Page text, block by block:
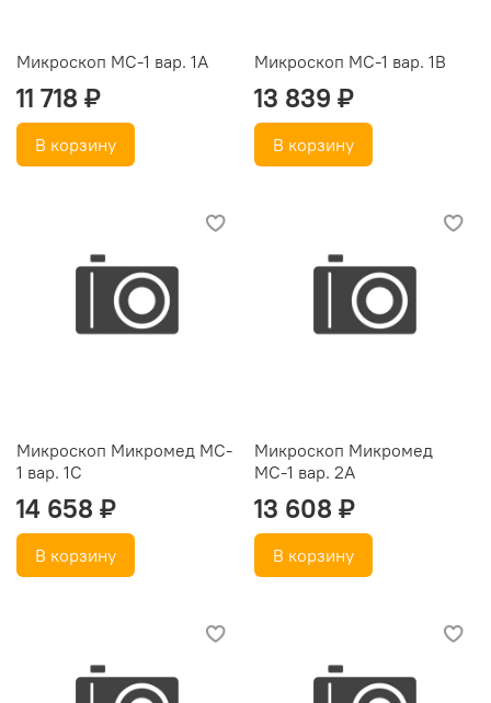
Микроскоп МС-1 вар. 1А
11 718 ₽
В корзину
Микроскоп МС-1 вар. 1B
13 839 ₽
В корзину
Микроскоп Микромед MC-
1 вар. 1С
14 658 ₽
В корзину
Микроскоп Микромед
МС-1 вар. 2А
13 608 ₽
В корзину